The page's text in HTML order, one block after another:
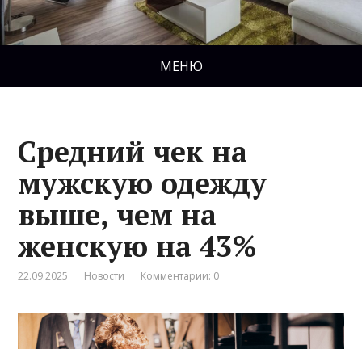
МЕНЮ
Средний чек на
мужскую одежду
выше, чем на
женскую на 43%
22.09.2025 Новости Комментарии: 0